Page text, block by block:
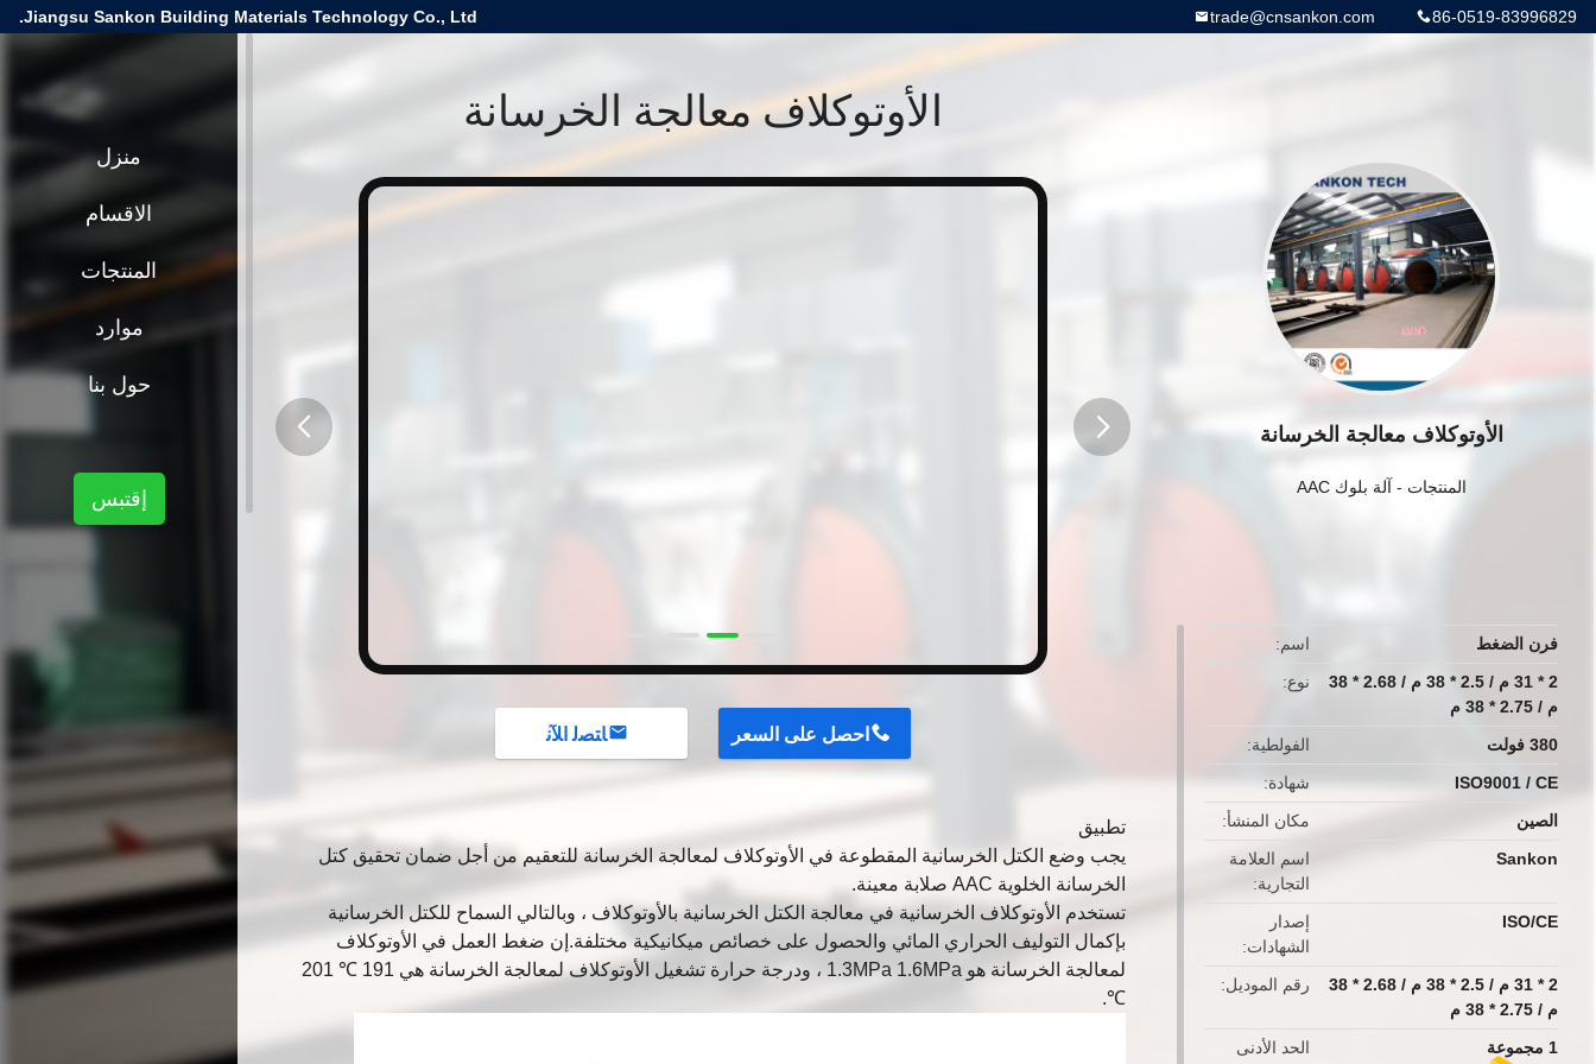
Jiangsu Sankon Building Materials Technology Co., Ltd. 86-0519-83996829
trade@cnsankon.com
الأوتوكلاف معالجة الخرسانة
المنتجات - آلة بلوك AAC
اسم
فرن الضغط
نوع
2 * 31 م / 2.5 * 38 م / 2.68 * 38
م / 2.75 * 38 م
الفولطية
380 فولت
شهادة
ISO9001 / CE
مكان المنشأ
الصين
اسم العلامة
التجارية
Sankon
إصدار
الشهادات
ISO/CE
رقم الموديل
2 * 31 م / 2.5 * 38 م / 2.68 * 38
م / 2.75 * 38 م
الحد الأدنى
1 مجموعة
الأوتوكلاف معالجة الخرسانة
احصل على السعر ﺎﺘﺼﻟ ﺍﻶﻧ
تطبيق
يجب وضع الكتل الخرسانية المقطوعة في الأوتوكلاف لمعالجة الخرسانة للتعقيم من أجل ضمان تحقيق كتل
الخرسانة الخلوية AAC صلابة معينة.
تستخدم الأوتوكلاف الخرسانية في معالجة الكتل الخرسانية بالأوتوكلاف ، وبالتالي السماح للكتل الخرسانية
بإكمال التوليف الحراري المائي والحصول على خصائص ميكانيكية مختلفة.إن ضغط العمل في الأوتوكلاف
لمعالجة الخرسانة هو 1.3MPa 1.6MPa ، ودرجة حرارة تشغيل الأوتوكلاف لمعالجة الخرسانة هي 191 ℃ 201
℃.
منزل
الاقسام
المنتجات
موارد
حول بنا
إقتبس